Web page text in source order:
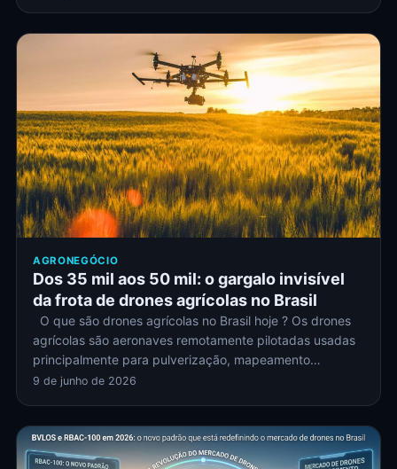
AGRONEGÓCIO
Dos 35 mil aos 50 mil: o gargalo invisível
da frota de drones agrícolas no Brasil
O que são drones agrícolas no Brasil hoje ? Os drones
agrícolas são aeronaves remotamente pilotadas usadas
principalmente para pulverização, mapeamento…
9 de junho de 2026